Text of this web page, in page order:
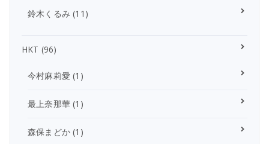
鈴木くるみ (11)
HKT (96)
今村麻莉愛 (1)
最上奈那華 (1)
森保まどか (1)